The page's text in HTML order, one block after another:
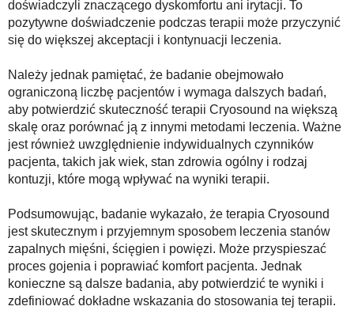
doświadczyli znaczącego dyskomfortu ani irytacji. To
pozytywne doświadczenie podczas terapii może przyczynić
się do większej akceptacji i kontynuacji leczenia.
Należy jednak pamiętać, że badanie obejmowało
ograniczoną liczbę pacjentów i wymaga dalszych badań,
aby potwierdzić skuteczność terapii Cryosound na większą
skalę oraz porównać ją z innymi metodami leczenia. Ważne
jest również uwzględnienie indywidualnych czynników
pacjenta, takich jak wiek, stan zdrowia ogólny i rodzaj
kontuzji, które mogą wpływać na wyniki terapii.
Podsumowując, badanie wykazało, że terapia Cryosound
jest skutecznym i przyjemnym sposobem leczenia stanów
zapalnych mięśni, ścięgien i powięzi. Może przyspieszać
proces gojenia i poprawiać komfort pacjenta. Jednak
konieczne są dalsze badania, aby potwierdzić te wyniki i
zdefiniować dokładne wskazania do stosowania tej terapii.